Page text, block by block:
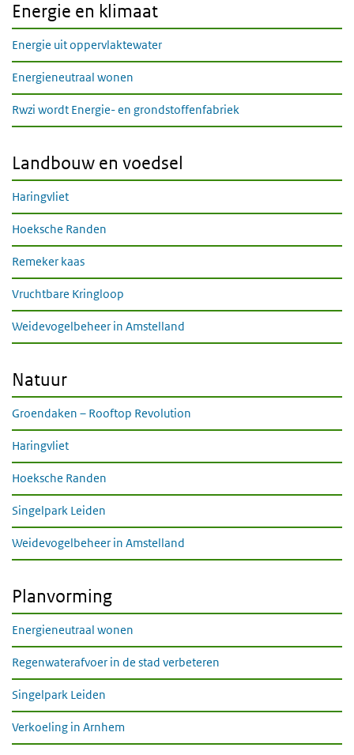
Energie en klimaat
Energie uit oppervlaktewater
Energieneutraal wonen
Rwzi wordt Energie- en grondstoffenfabriek
Landbouw en voedsel
Haringvliet
Hoeksche Randen
Remeker kaas
Vruchtbare Kringloop
Weidevogelbeheer in Amstelland
Natuur
Groendaken – Rooftop Revolution
Haringvliet
Hoeksche Randen
Singelpark Leiden
Weidevogelbeheer in Amstelland
Planvorming
Energieneutraal wonen
Regenwaterafvoer in de stad verbeteren
Singelpark Leiden
Verkoeling in Arnhem